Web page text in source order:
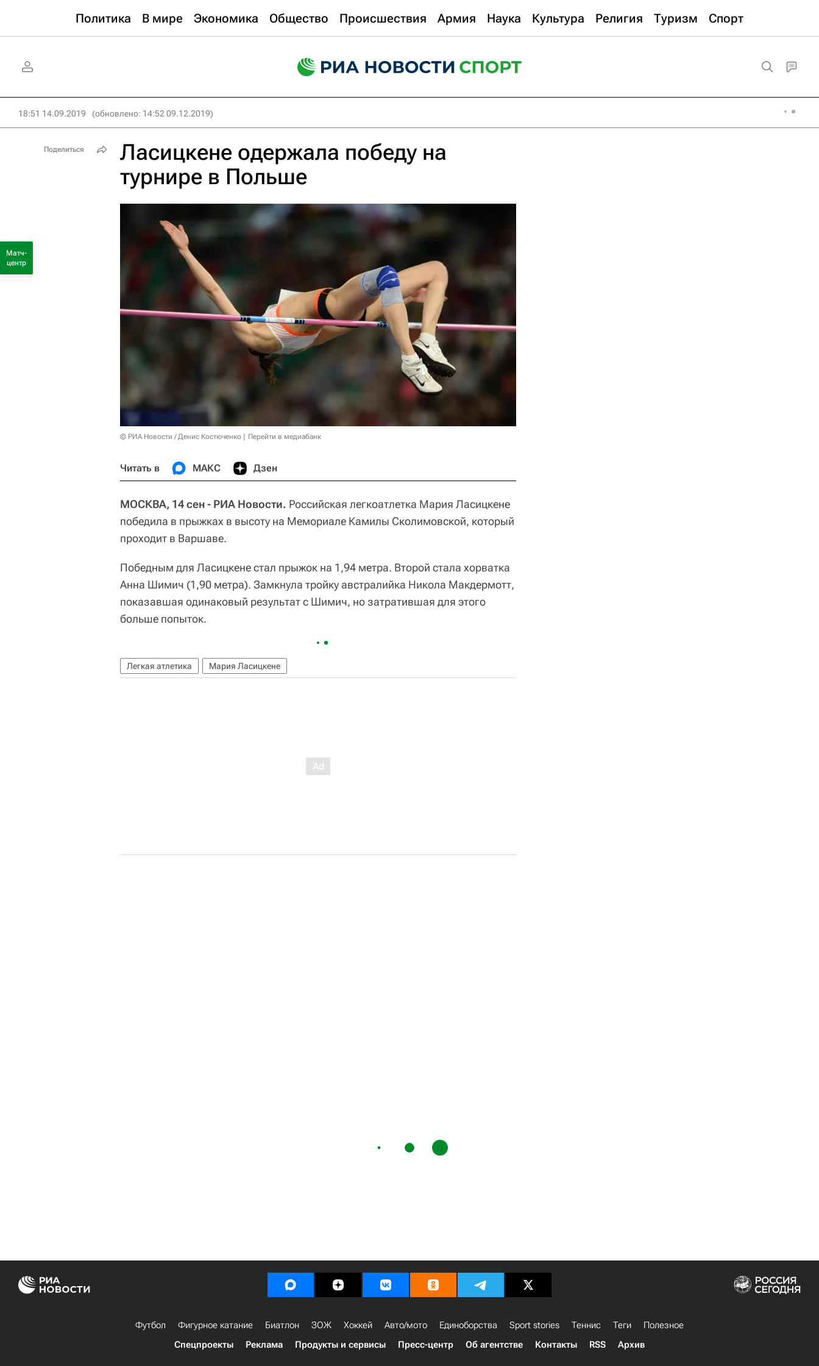
Политика В мире Экономика Общество Происшествия Армия Наука Культура Религия Туризм Спорт
18:51 14.09.2019 (обновлено: 14:52 09.12.2019)
Ласицкене одержала победу на
турнире в Польше
© РИА Новости / Денис Костюченко Перейти в медиабанк
Читать в МАКС Дзен
МОСКВА, 14 сен - РИА Новости. Российская легкоатлетка Мария Ласицкене
победила в прыжках в высоту на Мемориале Камилы Сколимовской, который
проходит в Варшаве.
Победным для Ласицкене стал прыжок на 1,94 метра. Второй стала хорватка
Анна Шимич (1,90 метра). Замкнула тройку австралийка Никола Макдермотт,
показавшая одинаковый результат с Шимич, но затратившая для этого
больше попыток.
Легкая атлетика Мария Ласицкене
Поделиться
Матч-
центр
Футбол Фигурное катание Биатлон ЗОЖ Хоккей Авто/мото Единоборства Sport stories Теннис Теги
Полезное
Спецпроекты
Реклама Продукты и сервисы Пресс-центр Об агентстве Контакты RSS Архив